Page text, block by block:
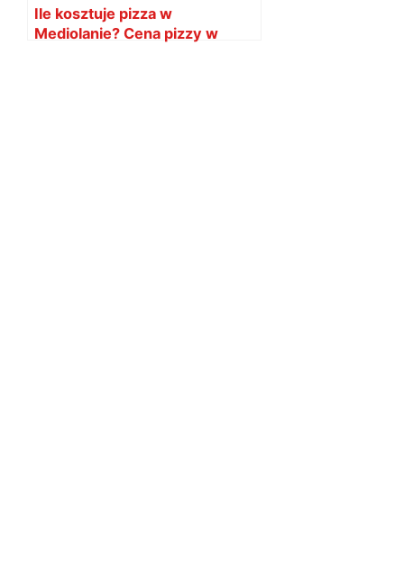
Ile kosztuje pizza w
Mediolanie? Cena pizzy w